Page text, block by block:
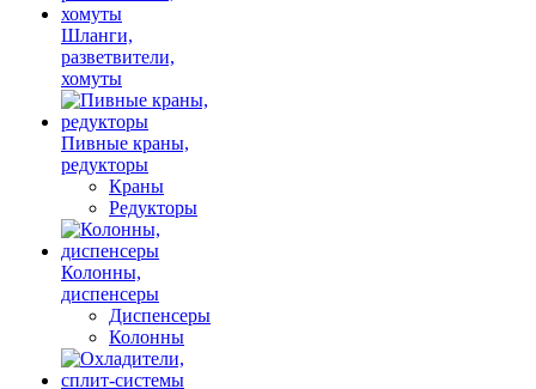
Шланги,
разветвители,
хомуты
Пивные краны,
редукторы
Краны
Редукторы
Колонны,
диспенсеры
Диспенсеры
Колонны